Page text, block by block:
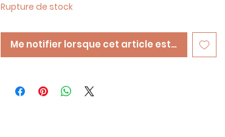
Rupture de stock
Me notifier lorsque cet article est disponible